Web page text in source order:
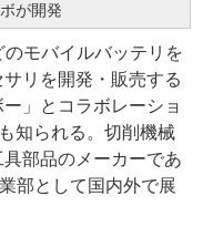
が開発
モバイルバッテリを
リを開発・販売する
」とコラボレーショ
知られる。切削機械
部品のメーカーであ
部として国内外で展